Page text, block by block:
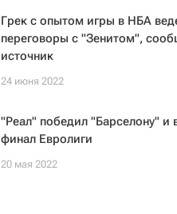
Грек с опытом игры в НБА
переговоры с "Зенитом",
источник
24 июня 2022
"Реал" победил "Барселону" и
финал Евролиги
20 мая 2022